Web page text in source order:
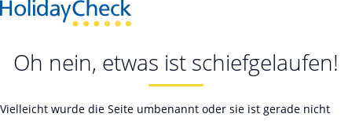
Oh nein, etwas ist schiefgelaufen!
Vielleicht wurde die Seite umbenannt oder sie ist gerade nicht